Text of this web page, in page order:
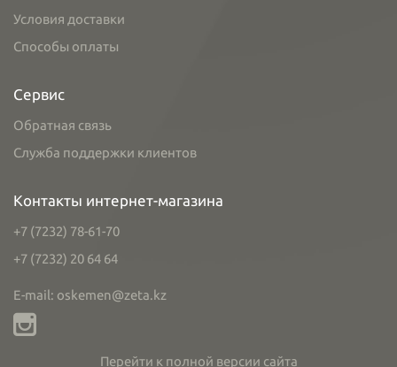
Условия доставки
Способы оплаты
Сервис
Обратная связь
Служба поддержки клиентов
Контакты интернет-магазина
+7 (7232) 78-61-70
+7 (7232) 20 64 64
E-mail: oskemen@zeta.kz
Перейти к полной версии сайта